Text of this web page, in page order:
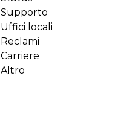
Supporto
Uffici locali
Reclami
Carriere
Altro